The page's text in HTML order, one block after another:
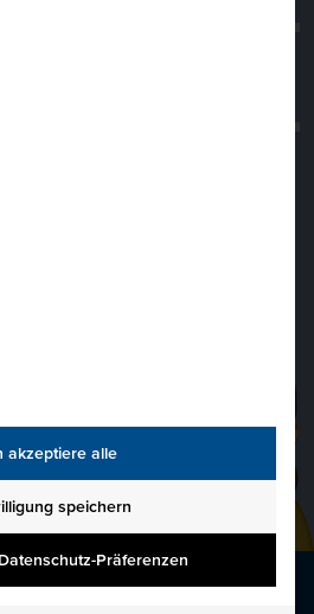
akzeptiere alle
speichern
Präferenzen